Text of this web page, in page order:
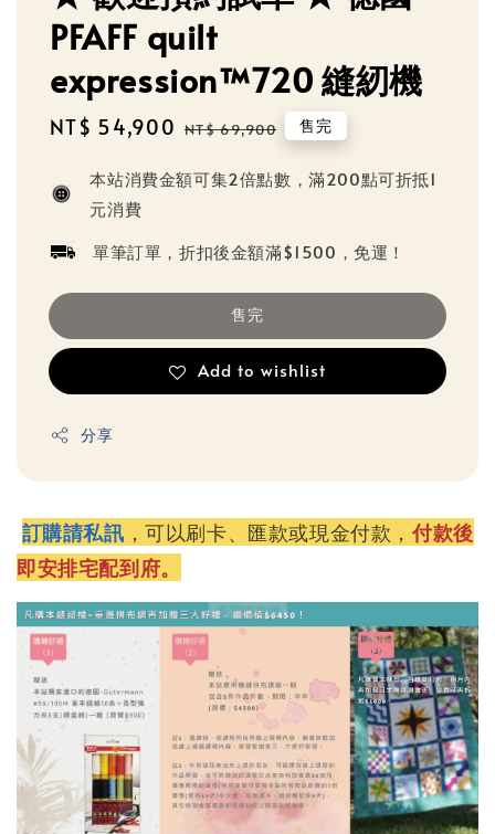
PFAFF quilt
expression™720 縫紉機
Sale
NT$ 54,900 Regular
NT$ 69,900 售完
本站消費金額可集2倍點數，滿200點可折抵1
元消費
單筆訂單，折扣後金額滿$1500，免運！
售完
Add to wishlist
分享
訂購請私訊 ，可以刷卡、匯款或現金付款，付款後
即安排宅配到府。